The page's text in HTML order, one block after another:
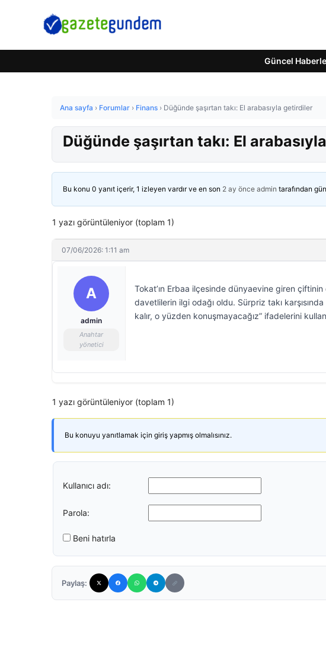
Güncel
Ana sayfa › Forumlar › Finans › Düğünde şaşırtan takı: El arabasıyla getirdiler
Düğünde şaşırtan takı: El
Bu konu 0 yanıt içerir, 1 izleyen vardır ve en son 2 ay önce admin tarafından
1 yazı görüntüleniyor (toplam 1)
07/06/2026: 1:11 am
A
admin
Anahtar
yönetici
Tokat’ın Erbaa ilçesinde dünyaevine giren
davetlilerin ilgi odağı oldu. Sürpriz takı
kalır, o yüzden konuşmayacağız” ifadelerini
1 yazı görüntüleniyor (toplam 1)
Bu konuyu yanıtlamak için giriş yapmış olmalısınız.
Kullanıcı adı:
Parola:
Beni hatırla
Paylaş: